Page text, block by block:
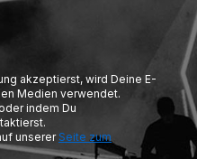
akzeptierst, wird Deine E-
Medien verwendet.
indem Du
unserer Seite zum